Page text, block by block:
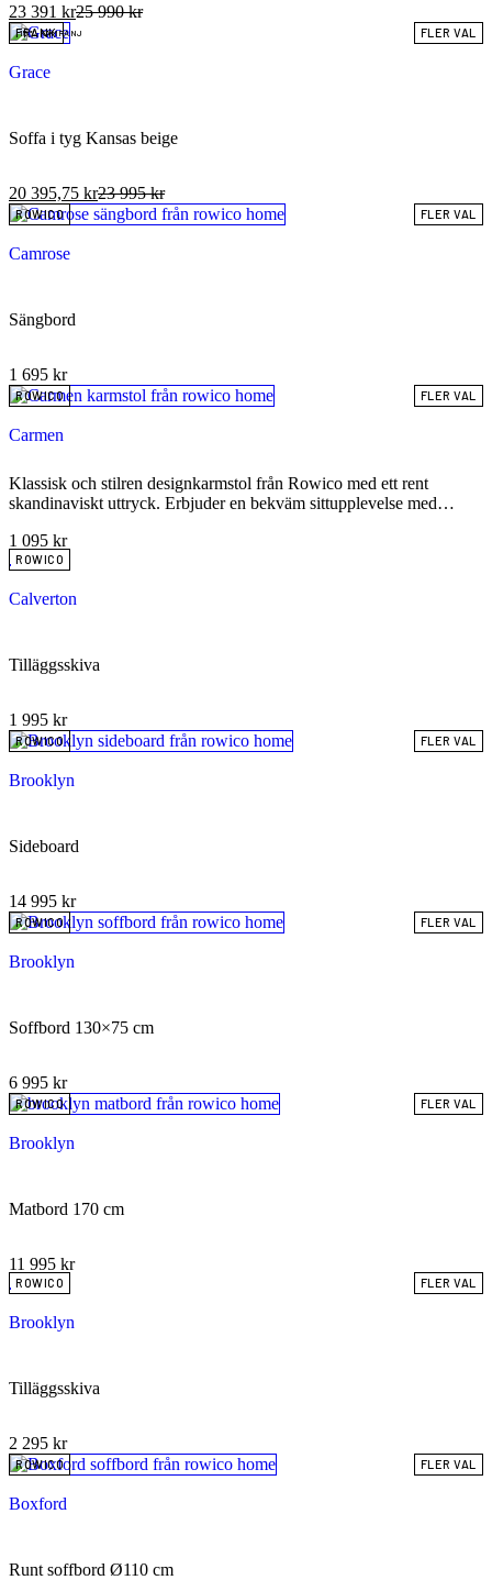
25 990kr
23 391 kr
15% KAMPANJ
FRANK FLER VAL
Grace
Soffa i tyg Kansas beige
23 995kr
20 395,75 kr
ROWICO FLER VAL
Camrose
Sängbord
1 695 kr
ROWICO FLER VAL
Carmen
Klassisk och stilren designkarmstol från Rowico med ett rent
skandinaviskt uttryck. Erbjuder en bekväm sittupplevelse med
passa varje inredningsstil.
1 095 kr
ROWICO
Calverton
Tilläggsskiva
1 995 kr
ROWICO FLER VAL
Brooklyn
Sideboard
14 995 kr
ROWICO FLER VAL
Brooklyn
Soffbord 130×75 cm
6 995 kr
ROWICO FLER VAL
Brooklyn
Matbord 170 cm
11 995 kr
ROWICO FLER VAL
Brooklyn
Tilläggsskiva
2 295 kr
ROWICO FLER VAL
Boxford
Runt soffbord Ø110 cm